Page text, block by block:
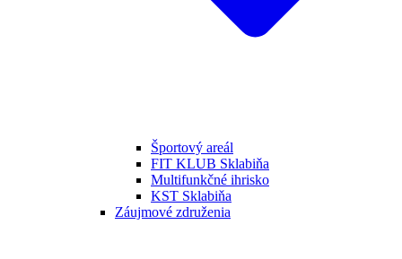
Športový areál
FIT KLUB Sklabiňa
Multifunkčné ihrisko
KST Sklabiňa
Záujmové združenia